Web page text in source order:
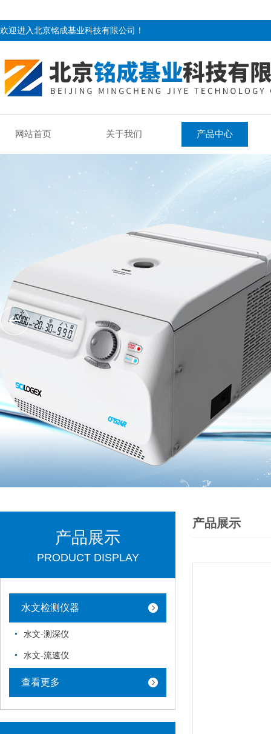
欢迎进入北京铭成基业科技有限公司！
网站首页 关于我们 产品中心
产品展示
PRODUCT DISPLAY
水文检测仪器
水文-测深仪
水文-流速仪
查看更多
产品展示